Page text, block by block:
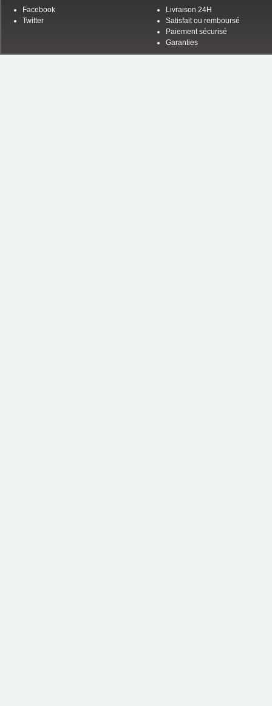
Facebook
Twitter
Livraison 24H
Satisfait ou remboursé
Paiement sécurisé
Garanties